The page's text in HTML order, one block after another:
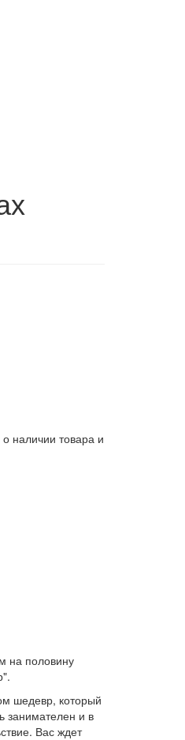
наличии товара и
на половину
шедевр, который
занимателен и в
Вас ждет